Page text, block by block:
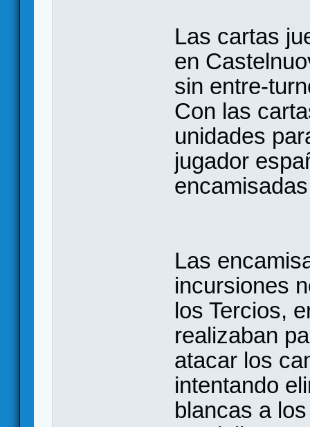
Las cartas
en
sin entre-
Con las
unidades
jugador
Las
incursiones
los Tercios,
realizaban
atacar los
intentando
blancas a